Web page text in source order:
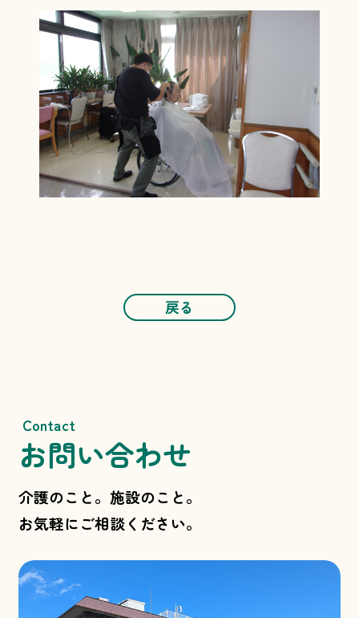
戻る
Contact
お問い合わせ
介護のこと。施設のこと。
お気軽にご相談ください。